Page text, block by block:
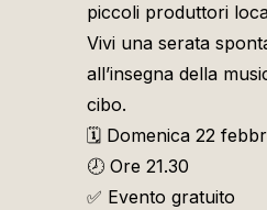
piccoli produttori
Vivi una serata
all’insegna della
cibo.
🗓️ Domenica 22
🕗 Ore 21.30
✅ Evento gratuito